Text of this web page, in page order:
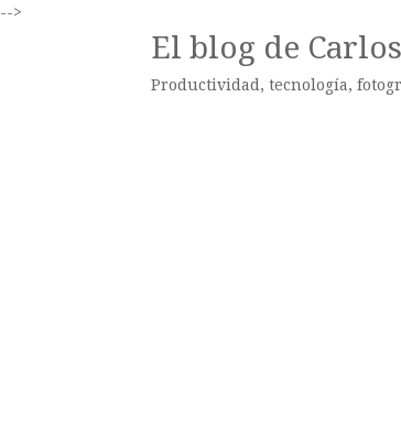
-->
El blog de
Productividad, tecnología,